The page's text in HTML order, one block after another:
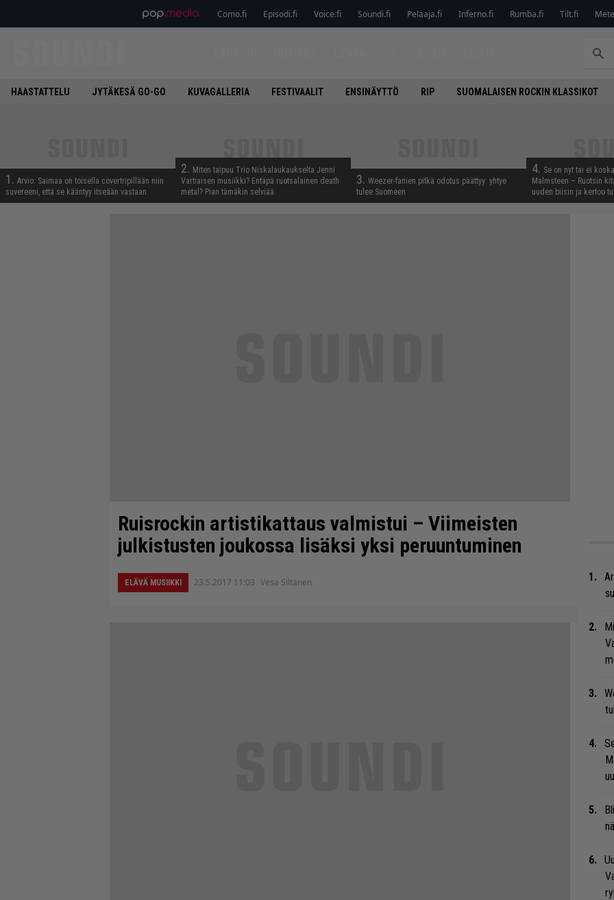
Como.fi Episodi.fi Voice.fi Soundi.fi Pelaaja.fi Inferno.fi Rumba.fi Tilt.fi
HAASTATTELU JYTÄKESÄ GO-GO KUVAGALLERIA FESTIVAALIT ENSINÄYTTÖ RIP SUOMALAISEN ROCKIN KLASSIKOT
1. Arvio: Saimaa on toisella covertripillään niin
suvereeni, että se kääntyy itseään vastaan
2. Miten taipuu Trio Niskalaukaukselta Jenni
Vartiaisen musiikki? Entäpä ruotsalainen death
metal? Pian tämäkin selviää
3. Weezer-fanien pitkä odotus päättyy: yhtye
tulee Suomeen
4. Se on nyt tai ei
Malmsteen – Ruotsin
uuden biisin ja kertoo
Ruisrockin artistikattaus valmistui – Viimeisten
julkistusten joukossa lisäksi yksi peruuntuminen
ELÄVÄ MUSIIKKI 23.5.2017 11:03 Vesa Siltanen